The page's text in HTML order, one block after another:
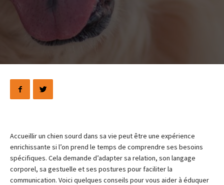
Accueillir un chien sourd dans sa vie peut être une expérience
enrichissante si l’on prend le temps de comprendre ses besoins
spécifiques. Cela demande d’adapter sa relation, son langage
corporel, sa gestuelle et ses postures pour faciliter la
communication. Voici quelques conseils pour vous aider à éduquer